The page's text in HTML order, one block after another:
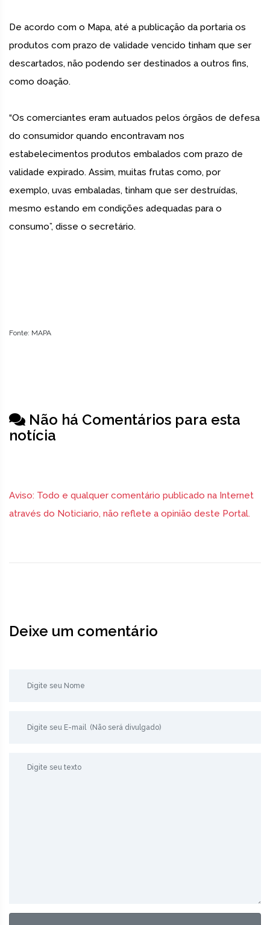
De acordo com o Mapa, até a publicação da portaria os
produtos com prazo de validade vencido tinham que ser
descartados, não podendo ser destinados a outros fins,
como doação.
“Os comerciantes eram autuados pelos órgãos de defesa
do consumidor quando encontravam nos
estabelecimentos produtos embalados com prazo de
validade expirado. Assim, muitas frutas como, por
exemplo, uvas embaladas, tinham que ser destruídas,
mesmo estando em condições adequadas para o
consumo”, disse o secretário.
Fonte: MAPA
Não há Comentários para esta
notícia
Aviso: Todo e qualquer comentário publicado na Internet
através do Noticiario, não reflete a opinião deste Portal.
Deixe um comentário